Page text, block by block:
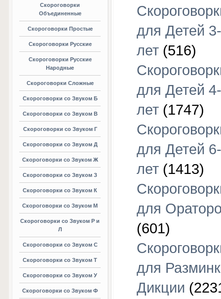
Скороговорки
Объединенные
Скороговорки Простые
Скороговорки Русские
Скороговорки Русские
Народные
Скороговорки Сложные
Скороговорки со Звуком Б
Скороговорки со Звуком В
Скороговорки со Звуком Г
Скороговорки со Звуком Д
Скороговорки со Звуком Ж
Скороговорки со Звуком З
Скороговорки со Звуком К
Скороговорки со Звуком М
Скороговорки со Звуком Р и
Л
Скороговорки со Звуком С
Скороговорки со Звуком Т
Скороговорки со Звуком У
Скороговорки со Звуком Ф
для Детей
лет(516)
для Детей
лет(1747)
для Детей
лет(1413)
для
(601)
для
Дикции